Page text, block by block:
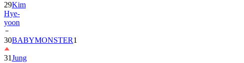
29Kim
Hye-
yoon
30BABYMONSTER1
31Jung